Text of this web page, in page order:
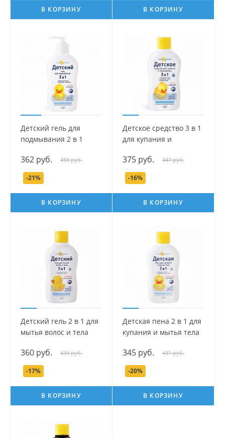
В КОРЗИНУ В КОРЗИНУ
Детский гель для
подмывания 2 в 1
мл.
362 руб. 458 руб.
-21%
В КОРЗИНУ
Детское средство 3 в 1
для купания и
Мой утенок, 250 мл.
375 руб. 447 руб.
-16%
В КОРЗИНУ
Детский гель 2 в 1 для
мытья волос и тела
мл.
360 руб. 434 руб.
-17%
В КОРЗИНУ
Детская пена 2 в 1 для
купания и мытья тела
мл.
345 руб. 431 руб.
-20%
В КОРЗИНУ